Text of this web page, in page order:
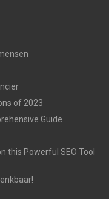
of 2023
Guide
this Powerful SEO Tool